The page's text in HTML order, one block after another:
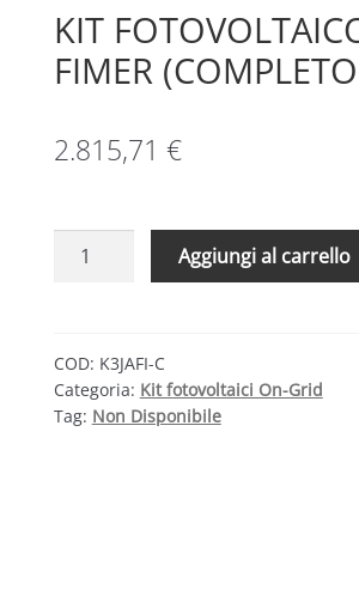
KIT
FIMER
2.815,71 €
FOTOVOLTAICO
JA
SOLAR
–
Aggiungi al carrello
COD: K3JAFI-C
Categoria: Kit fotovoltaici On-Grid
Tag: Non Disponibile